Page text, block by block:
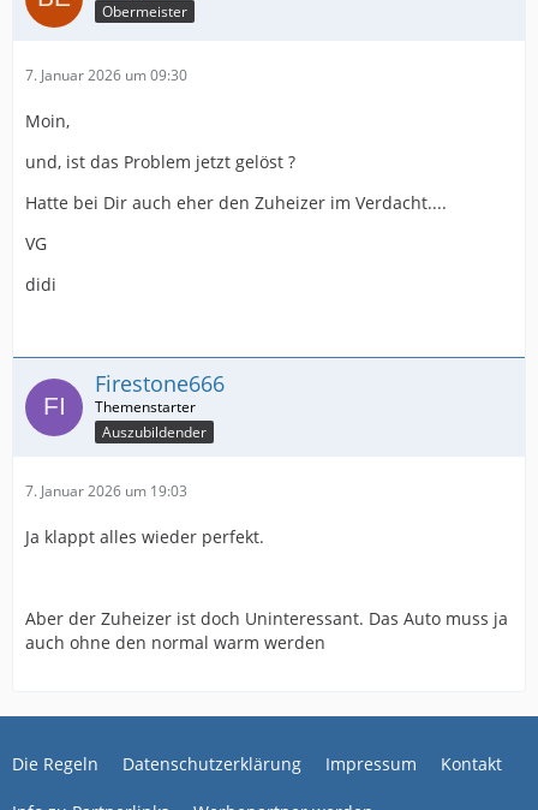
Obermeister
7. Januar 2026 um 09:30
Moin,
und, ist das Problem jetzt gelöst ?
Hatte bei Dir auch eher den Zuheizer im Verdacht....
VG
didi
Firestone666
Auszubildender
7. Januar 2026 um 19:03
Ja klappt alles wieder perfekt.
Aber der Zuheizer ist doch Uninteressant. Das Auto muss ja
auch ohne den normal warm werden
Die Regeln Datenschutzerklärung Impressum Kontakt